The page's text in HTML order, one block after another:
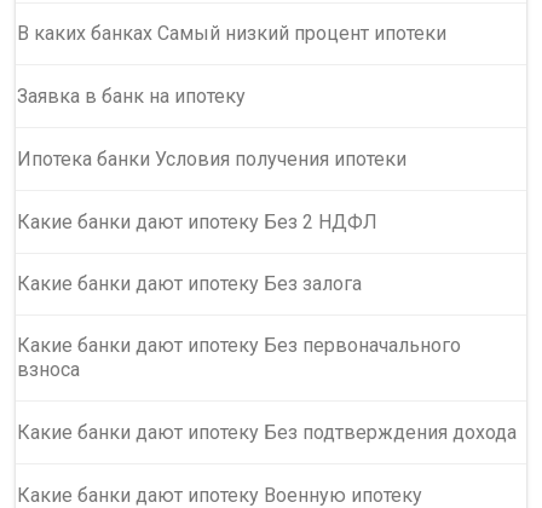
В каких банках Самый низкий процент ипотеки
Заявка в банк на ипотеку
Ипотека банки Условия получения ипотеки
Какие банки дают ипотеку Без 2 НДФЛ
Какие банки дают ипотеку Без залога
Какие банки дают ипотеку Без первоначального
взноса
Какие банки дают ипотеку Без подтверждения дохода
Какие банки дают ипотеку Военную ипотеку